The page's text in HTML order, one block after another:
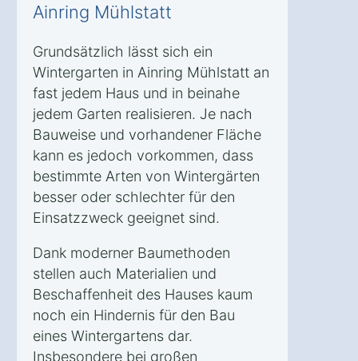
Ainring Mühlstatt
Grundsätzlich lässt sich ein
Wintergarten in Ainring Mühlstatt an
fast jedem Haus und in beinahe
jedem Garten realisieren. Je nach
Bauweise und vorhandener Fläche
kann es jedoch vorkommen, dass
bestimmte Arten von Wintergärten
besser oder schlechter für den
Einsatzzweck geeignet sind.
Dank moderner Baumethoden
stellen auch Materialien und
Beschaffenheit des Hauses kaum
noch ein Hindernis für den Bau
eines Wintergartens dar.
Insbesondere bei großen